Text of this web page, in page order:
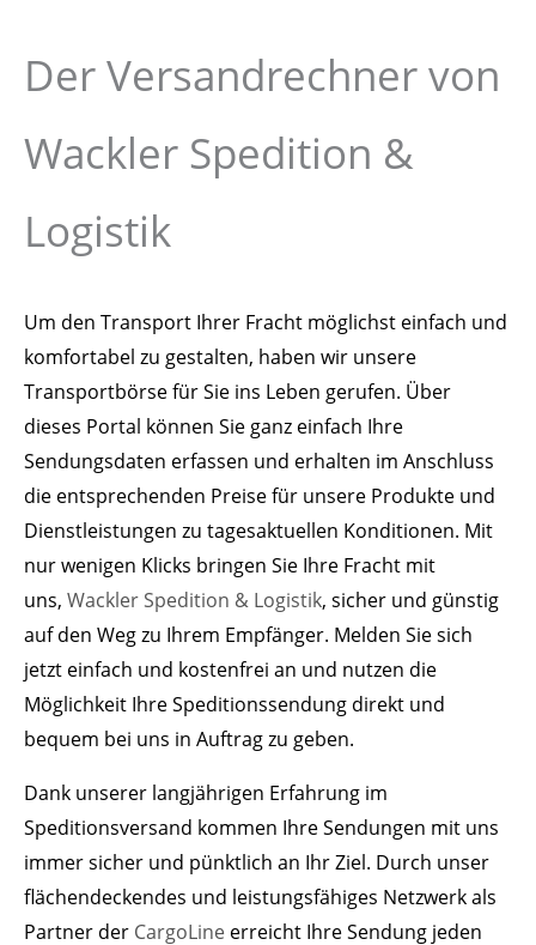
Der Versandrechner von
Wackler Spedition &
Logistik
Um den Transport Ihrer Fracht möglichst einfach und
komfortabel zu gestalten, haben wir unsere
Transportbörse für Sie ins Leben gerufen. Über
dieses Portal können Sie ganz einfach Ihre
Sendungsdaten erfassen und erhalten im Anschluss
die entsprechenden Preise für unsere Produkte und
Dienstleistungen zu tagesaktuellen Konditionen. Mit
nur wenigen Klicks bringen Sie Ihre Fracht mit
uns, Wackler Spedition & Logistik, sicher und günstig
auf den Weg zu Ihrem Empfänger. Melden Sie sich
jetzt einfach und kostenfrei an und nutzen die
Möglichkeit Ihre Speditionssendung direkt und
bequem bei uns in Auftrag zu geben.
Dank unserer langjährigen Erfahrung im
Speditionsversand kommen Ihre Sendungen mit uns
immer sicher und pünktlich an Ihr Ziel. Durch unser
flächendeckendes und leistungsfähiges Netzwerk als
Partner der CargoLine erreicht Ihre Sendung jeden